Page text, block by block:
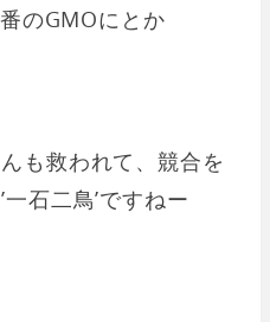
のGMOにとか
も救われて、競合を
石二鳥’ですねー